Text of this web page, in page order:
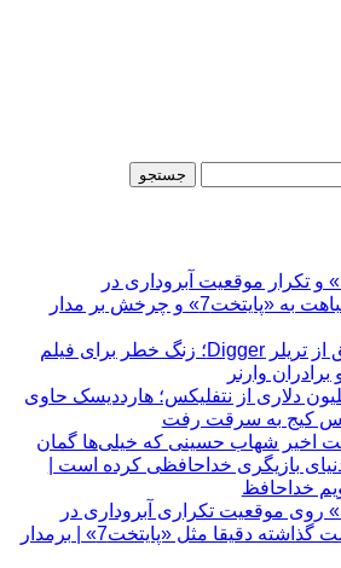
تکرار موقعیت آبروداری در
خواستگاری؛ شباهت به «پایتخت7» و چرخش بر مدار
استقبال کم‌رمق از تریلر Digger؛ زنگ خطر برای فیلم
وارنر
۱۰۵ میلیون دلاری از نتفلیکس؛ هارددیسک حاوی
کیج به سرقت رفت
اخیر شهاب حسینی که خیلی‌ها گمان
بازیگری خداحافظی کرده است |
خداحافظ
موقعیت تکراری آبروداری در
خواستگاری دست گذاشته دقیقا مثل «پایتخت7» | برمدار